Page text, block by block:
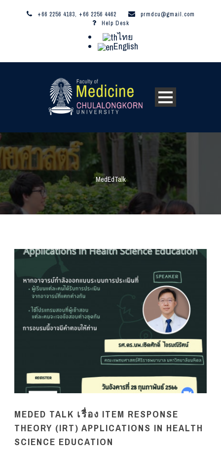
+66 2256 4183, +66 2256 4462
prmdcu@gmail.com
Help Desk
ไทย
English
MedEdTalk
MEDED TALK เรื่อง ITEM RESPONSE
THEORY (IRT) APPLICATIONS IN HEALTH
SCIENCE EDUCATION